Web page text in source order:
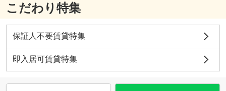
こだわり特集
保証人不要賃貸特集
即入居可賃貸特集